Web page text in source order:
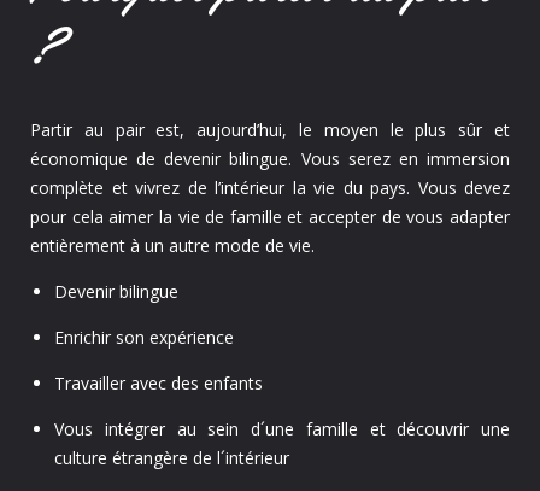
?
Partir au pair est, aujourd’hui, le moyen le plus sûr et
économique de devenir bilingue. Vous serez en immersion
complète et vivrez de l’intérieur la vie du pays. Vous devez
pour cela aimer la vie de famille et accepter de vous adapter
entièrement à un autre mode de vie.
Devenir bilingue
Enrichir son expérience
Travailler avec des enfants
Vous intégrer au sein d´une famille et découvrir une
culture étrangère de l´intérieur